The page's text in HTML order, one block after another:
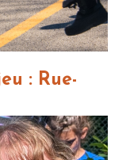
: Rue-